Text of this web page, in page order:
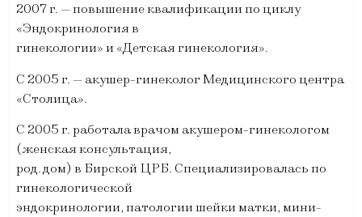
2007 г. — повышение квалификации по циклу
«Эндокринология в
гинекологии» и «Детская гинекология».
С 2005 г. — акушер-гинеколог Медицинского центра
«Столица».
С 2005 г. работала врачом акушером-гинекологом
(женская консультация,
род. дом) в Бирской ЦРБ. Специализировалась по
гинекологической
эндокринологии, патологии шейки матки, мини-